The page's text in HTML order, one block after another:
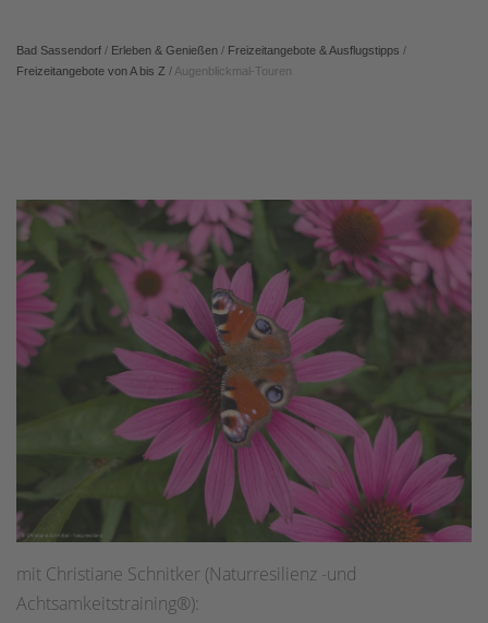
Bad Sassendorf / Erleben & Genießen / Freizeitangebote & Ausflugstipps /
Freizeitangebote von A bis Z / Augenblickmal-Touren
mit Christiane Schnitker (Naturresilienz -und
Achtsamkeitstraining®):